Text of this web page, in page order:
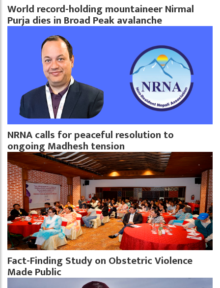
World record-holding mountaineer Nirmal
Purja dies in Broad Peak avalanche
NRNA calls for peaceful resolution to
ongoing Madhesh tension
Fact-Finding Study on Obstetric Violence
Made Public